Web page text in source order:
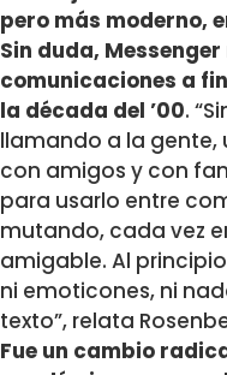
pero más moderno,
Sin duda,
comunicaciones a
la década del ’00.
llamando a la
con amigos y con
para usarlo entre
mutando, cada vez
amigable. Al
ni emoticones, ni
texto”, relata
Fue un cambio